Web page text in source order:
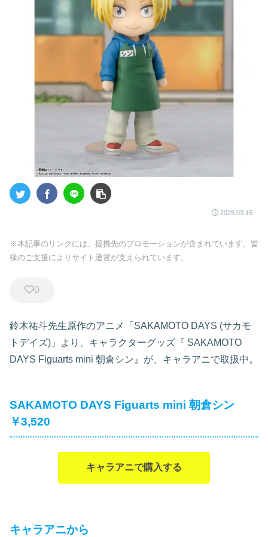
2025.03.15
※本記事のリンクには、提携先のプロモーションが含まれています。皆
様のご支援によりサイト運営が支えられています。
0
鈴木祐斗先生原作のアニメ「SAKAMOTO DAYS (サカモ
トデイズ)」より、キャラクターグッズ『 SAKAMOTO
DAYS Figuarts mini 朝倉シン』が、キャラアニで取扱中。
SAKAMOTO DAYS Figuarts mini 朝倉シン
￥3,520
キャラアニで購入する
キャラアニから